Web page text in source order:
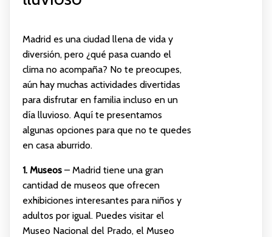
Madrid es una ciudad llena de vida y
diversión, pero ¿qué pasa cuando el
clima no acompaña? No te preocupes,
aún hay muchas actividades divertidas
para disfrutar en familia incluso en un
día lluvioso. Aquí te presentamos
algunas opciones para que no te quedes
en casa aburrido.
1. Museos– Madrid tiene una gran
cantidad de museos que ofrecen
exhibiciones interesantes para niños y
adultos por igual. Puedes visitar el
Museo Nacional del Prado, el Museo